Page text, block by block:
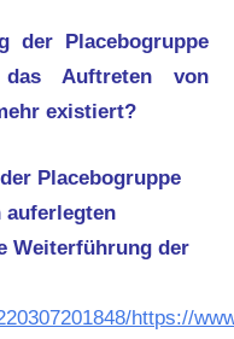
der Placebogruppe
Auftreten von
existiert?
Placebogruppe
auferlegten
Weiterführung der
https://